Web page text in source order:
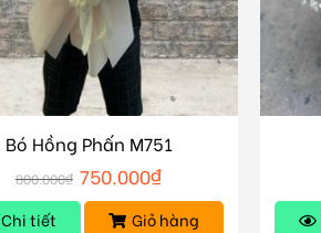
Bó Hồng Phấn M751
800.000₫ 750.000₫
Chi tiết Giỏ hàng